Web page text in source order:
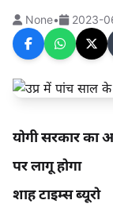
None• 2023-
योगी सरकार का
पर लागू होगा
शाह टाइम्स ब्यूरो